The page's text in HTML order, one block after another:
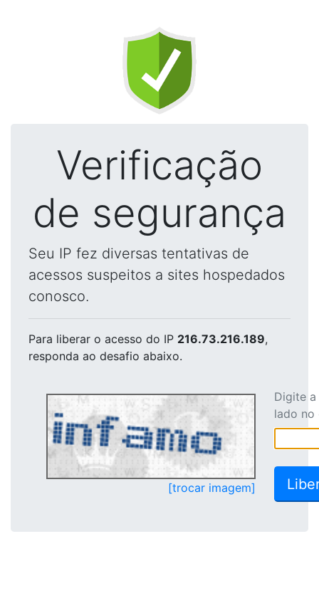
Verificação
de segurança
Seu IP fez diversas tentativas de
acessos suspeitos a sites hospedados
conosco.
Para liberar o acesso do IP 216.73.216.189,
responda ao desafio abaixo.
[trocar imagem]
Digite
lado no